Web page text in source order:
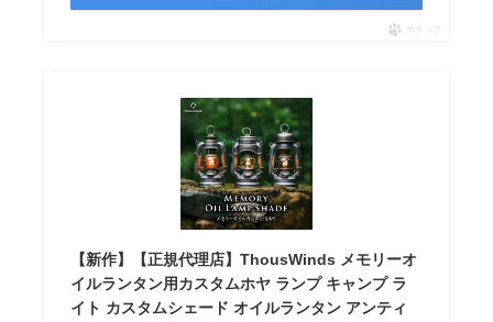
ポチップ
【新作】【正規代理店】ThousWinds メモリーオ
イルランタン用カスタムホヤ ランプ キャンプ ラ
イト カスタムシェード オイルランタン アンティ